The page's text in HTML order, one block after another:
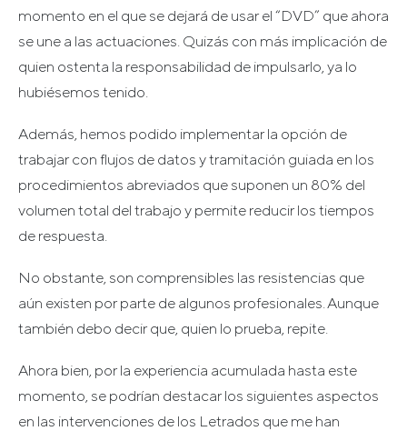
momento en el que se dejará de usar el “DVD” que ahora
se une a las actuaciones. Quizás con más implicación de
quien ostenta la responsabilidad de impulsarlo, ya lo
hubiésemos tenido.
Además, hemos podido implementar la opción de
trabajar con flujos de datos y tramitación guiada en los
procedimientos abreviados que suponen un 80% del
volumen total del trabajo y permite reducir los tiempos
de respuesta.
No obstante, son comprensibles las resistencias que
aún existen por parte de algunos profesionales. Aunque
también debo decir que, quien lo prueba, repite.
Ahora bien, por la experiencia acumulada hasta este
momento, se podrían destacar los siguientes aspectos
en las intervenciones de los Letrados que me han